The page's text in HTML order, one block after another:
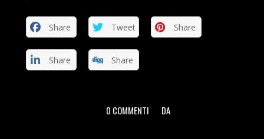
Share Tweet Share
Share Share
0 COMMENTI
/ DA